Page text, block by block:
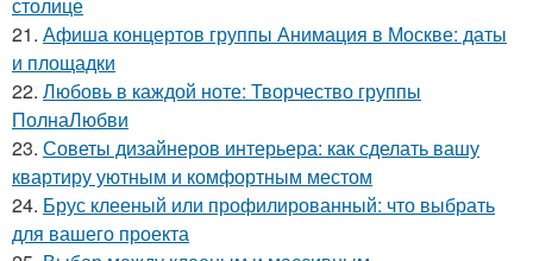
21. Афиша концертов группы Анимация в Москве: даты
и площадки
22. Любовь в каждой ноте: Творчество группы
ПолнаЛюбви
23. Советы дизайнеров интерьера: как сделать вашу
квартиру уютным и комфортным местом
24. Брус клееный или профилированный: что выбрать
для вашего проекта